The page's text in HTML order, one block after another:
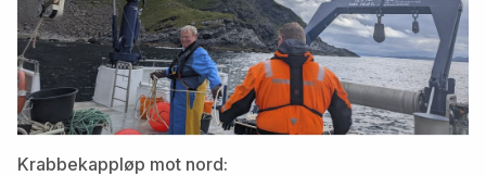
Krabbekappløp mot nord: